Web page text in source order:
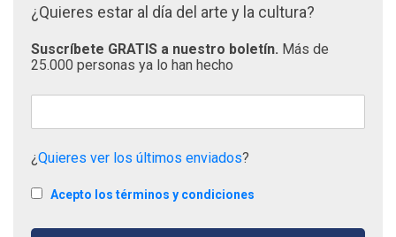
¿Quieres estar al día del arte y la cultura?
Suscríbete GRATIS a nuestro boletín. Más de
25.000 personas ya lo han hecho
¿Quieres ver los últimos enviados?
Acepto los términos y condiciones